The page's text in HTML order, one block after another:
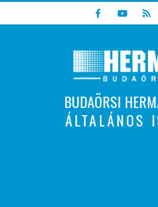
to
BUDAÖRSI
ÁLTALÁNOS